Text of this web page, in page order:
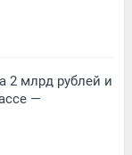
2 млрд рублей и
—